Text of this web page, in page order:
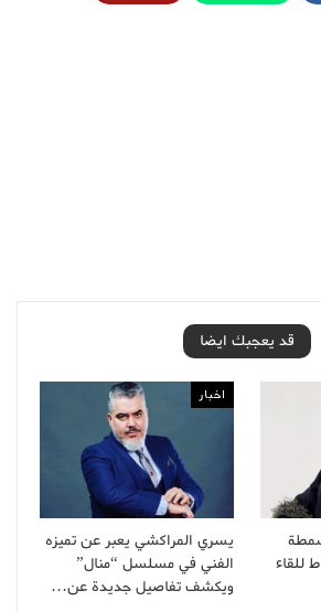
قد يعجبك ايضا
للقاء
اخبار
يسري المراكشي يعبر عن تميزه
الفني في مسلسل “منال”
ويكشف تفاصيل جديدة عن…